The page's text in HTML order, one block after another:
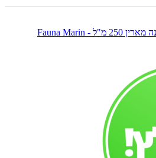
תוסף אלמנט קופר פאונה מארין 250 מ"ל - Fauna Marin